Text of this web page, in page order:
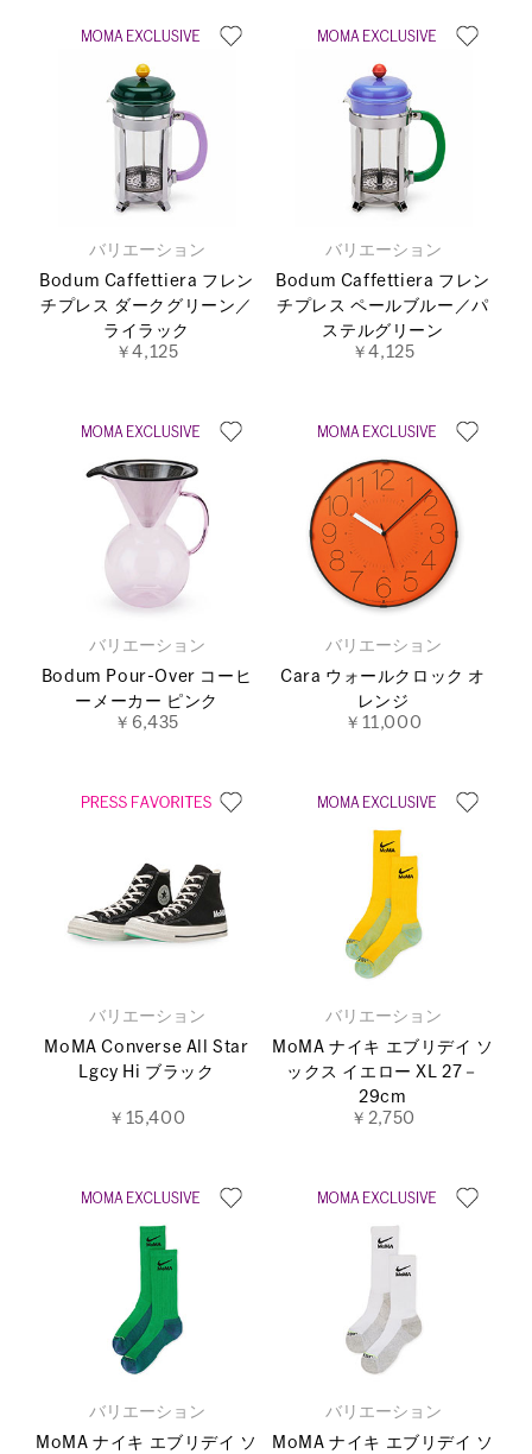
バリエーション
Bodum Caffettiera フレン
チプレス ダークグリーン／
ライラック
￥4,125
バリエーション
Bodum Caffettiera フレン
チプレス ペールブルー／パ
ステルグリーン
￥4,125
バリエーション
Bodum Pour-Over コーヒ
ーメーカー ピンク
￥6,435
バリエーション
Cara ウォールクロック オ
レンジ
￥11,000
バリエーション
MoMA Converse All Star
Lgcy Hi ブラック
￥15,400
バリエーション
MoMA ナイキ エブリデイ ソ
ックス イエロー XL 27－
29cm
￥2,750
バリエーション
MoMA ナイキ エブリデイ ソ
バリエーション
MoMA ナイキ エブリデイ ソ